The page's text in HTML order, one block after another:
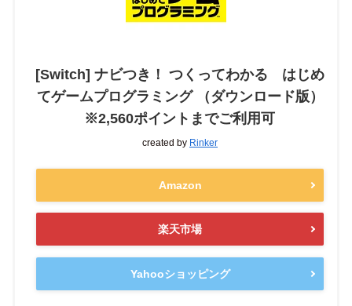
[Switch] ナビつき！ つくってわかる はじめ
てゲームプログラミング （ダウンロード版）
※2,560ポイントまでご利用可
created by Rinker
Amazon
楽天市場
Yahooショッピング